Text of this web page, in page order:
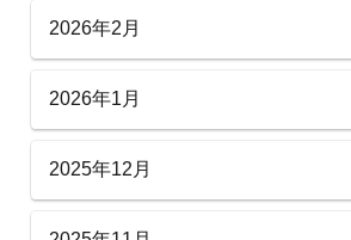
2026年2月
2026年1月
2025年12月